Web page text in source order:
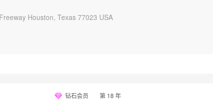
Houston, Texas 77023 USA
钻石会员 第 18 年